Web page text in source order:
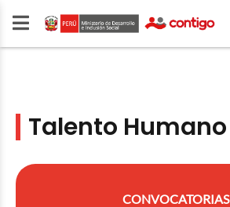
Talento Humano
CONVOCATORIAS